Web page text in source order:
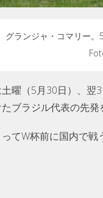
ランジャ・コマリー
曜（5月30日）、
ブラジル代表の先発
てW杯前に国内で